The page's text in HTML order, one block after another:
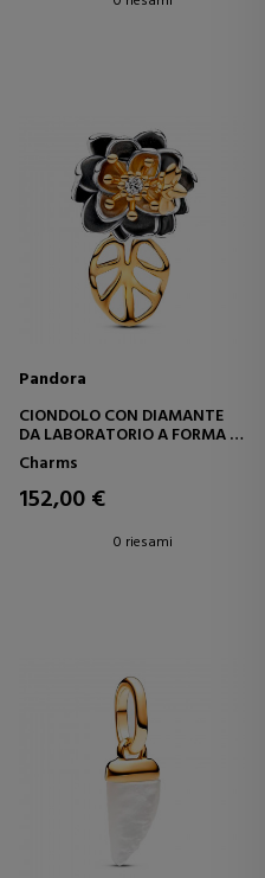
Pandora
CIONDOLO CON DIAMANTE
DA LABORATORIO A FORMA DI
FIORE DI LOTO TIANA DELLA
PRINCIPESSA DISNEY
Charms
152,00 €
0 riesami